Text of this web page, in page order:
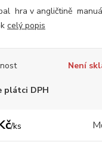
hra v angličtině
celý popis
Není
plátci DPH
/ks